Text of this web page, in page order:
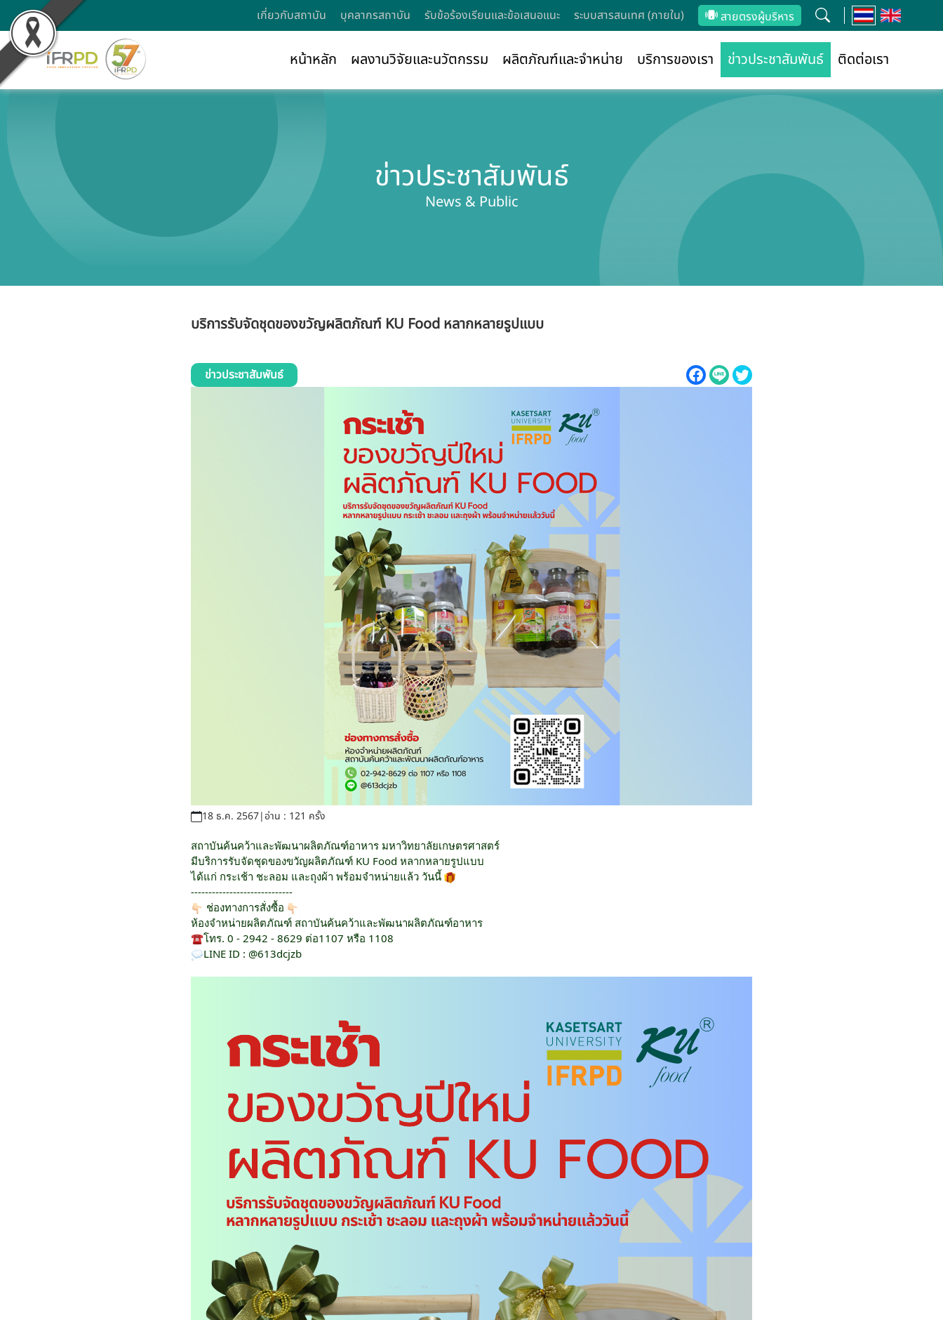
เกี่ยวกับสถาบัน บุคลากรสถาบัน รับข้อร้องเรียนและข้อเสนอแนะ ระบบสารสนเทศ (ภายใน) สายตรงผู้บริหาร
หน้าหลัก ผลงานวิจัยและนวัตกรรม ผลิตภัณฑ์และจำหน่าย บริการของเรา ข่าวประชาสัมพันธ์ ติดต่อเรา
ข่าวประชาสัมพันธ์
News & Public
บริการรับจัดชุดของขวัญผลิตภัณฑ์ KU Food หลากหลายรูปแบบ
ข่าวประชาสัมพันธ์
18 ธ.ค. 2567|อ่าน : 121 ครั้ง
สถาบันค้นคว้าและพัฒนาผลิตภัณฑ์อาหาร มหาวิทยาลัยเกษตรศาสตร์
มีบริการรับจัดชุดของขวัญผลิตภัณฑ์ KU Food หลากหลายรูปแบบ
ได้แก่ กระเช้า ชะลอม และถุงผ้า พร้อมจำหน่ายแล้ว วันนี้
-----------------------------
ช่องทางการสั่งซื้อ
ห้องจำหน่ายผลิตภัณฑ์ สถาบันค้นคว้าและพัฒนาผลิตภัณฑ์อาหาร
โทร. 0 - 2942 - 8629 ต่อ1107 หรือ 1108
LINE ID : @613dcjzb